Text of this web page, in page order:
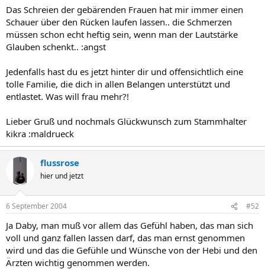
Das Schreien der gebärenden Frauen hat mir immer einen
Schauer über den Rücken laufen lassen.. die Schmerzen
müssen schon echt heftig sein, wenn man der Lautstärke
Glauben schenkt.. :angst
Jedenfalls hast du es jetzt hinter dir und offensichtlich eine
tolle Familie, die dich in allen Belangen unterstützt und
entlastet. Was will frau mehr?!
Lieber Gruß und nochmals Glückwunsch zum Stammhalter
kikra :maldrueck
flussrose
hier und jetzt
6 September 2004 #52
Ja Daby, man muß vor allem das Gefühl haben, das man sich
voll und ganz fallen lassen darf, das man ernst genommen
wird und das die Gefühle und Wünsche von der Hebi und den
Ärzten wichtig genommen werden.